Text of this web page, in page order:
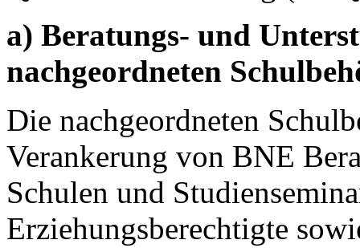
a) Beratungs- und
nachgeordneten
Die nachgeordneten
Verankerung von BNE
Schulen und
Erziehungsberechtigte